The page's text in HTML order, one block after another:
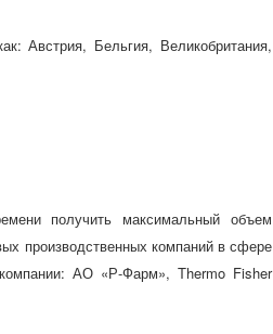
Австрия, Бельгия, Великобритания,
получить максимальный объем
производственных компаний в сфере
АО «Р-Фарм», Thermo Fisher